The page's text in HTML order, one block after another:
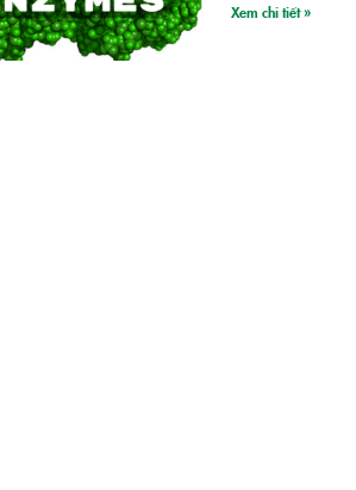
Xem chi tiết »